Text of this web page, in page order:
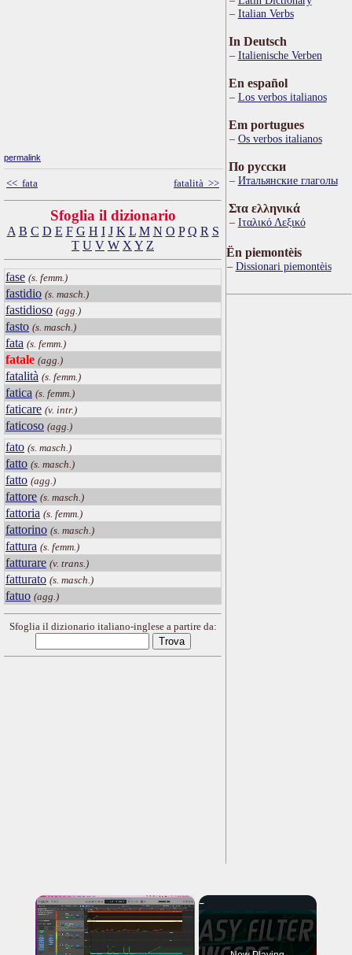
permalink
<< fata fatalità >>
Sfoglia il dizionario
A B C D E F G H I J K L M N O P Q R S
T U V W X Y Z
fase (s. femm.)
fastidio (s. masch.)
fastidioso (agg.)
fasto (s. masch.)
fata (s. femm.)
fatale (agg.)
fatalità (s. femm.)
fatica (s. femm.)
faticare (v. intr.)
faticoso (agg.)
fato (s. masch.)
fatto (s. masch.)
fatto (agg.)
fattore (s. masch.)
fattoria (s. femm.)
fattorino (s. masch.)
fattura (s. femm.)
fatturare (v. trans.)
fatturato (s. masch.)
fatuo (agg.)
Sfoglia il dizionario italiano-inglese a partire da:
Italian Verbs
In Deutsch
Italienische Verben
En español
Los verbos italianos
Em portugues
Os verbos italianos
По русски
Итальянские глаголы
Στα ελληνικά
Ιταλικό Λεξικό
Ën piemontèis
Dissionari piemontèis
×